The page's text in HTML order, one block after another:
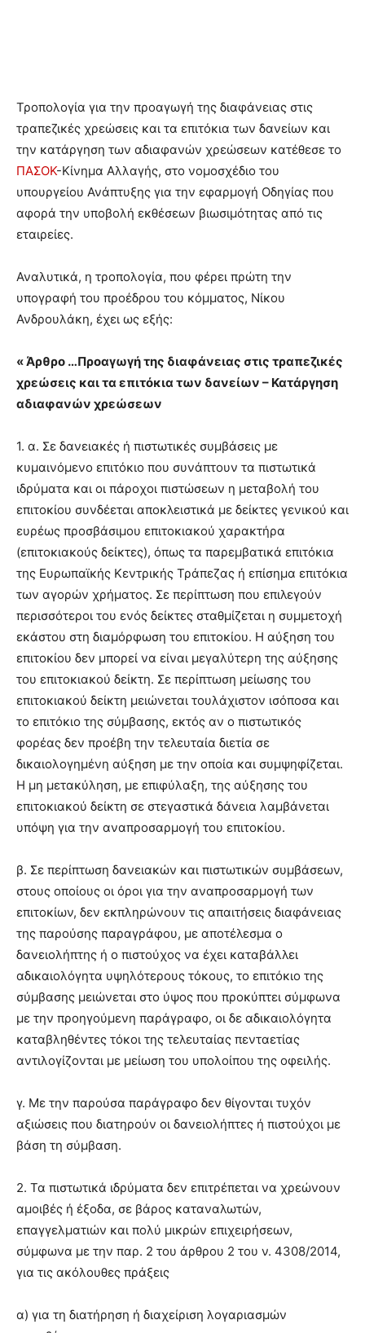
Τροπολογία για την προαγωγή της διαφάνειας στις
τραπεζικές χρεώσεις και τα επιτόκια των δανείων και
την κατάργηση των αδιαφανών χρεώσεων κατέθεσε το
ΠΑΣΟΚ-Κίνημα Αλλαγής, στο νομοσχέδιο του
υπουργείου Ανάπτυξης για την εφαρμογή Οδηγίας που
αφορά την υποβολή εκθέσεων βιωσιμότητας από τις
εταιρείες.
Αναλυτικά, η τροπολογία, που φέρει πρώτη την
υπογραφή του προέδρου του κόμματος, Νίκου
Ανδρουλάκη, έχει ως εξής:
« Άρθρο …Προαγωγή της διαφάνειας στις τραπεζικές
χρεώσεις και τα επιτόκια των δανείων – Κατάργηση
αδιαφανών χρεώσεων
1. α. Σε δανειακές ή πιστωτικές συμβάσεις με
κυμαινόμενο επιτόκιο που συνάπτουν τα πιστωτικά
ιδρύματα και οι πάροχοι πιστώσεων η μεταβολή του
επιτοκίου συνδέεται αποκλειστικά με δείκτες γενικού και
ευρέως προσβάσιμου επιτοκιακού χαρακτήρα
(επιτοκιακούς δείκτες), όπως τα παρεμβατικά επιτόκια
της Ευρωπαϊκής Κεντρικής Τράπεζας ή επίσημα επιτόκια
των αγορών χρήματος. Σε περίπτωση που επιλεγούν
περισσότεροι του ενός δείκτες σταθμίζεται η συμμετοχή
εκάστου στη διαμόρφωση του επιτοκίου. Η αύξηση του
επιτοκίου δεν μπορεί να είναι μεγαλύτερη της αύξησης
του επιτοκιακού δείκτη. Σε περίπτωση μείωσης του
επιτοκιακού δείκτη μειώνεται τουλάχιστον ισόποσα και
το επιτόκιο της σύμβασης, εκτός αν ο πιστωτικός
φορέας δεν προέβη την τελευταία διετία σε
δικαιολογημένη αύξηση με την οποία και συμψηφίζεται.
Η μη μετακύληση, με επιφύλαξη, της αύξησης του
επιτοκιακού δείκτη σε στεγαστικά δάνεια λαμβάνεται
υπόψη για την αναπροσαρμογή του επιτοκίου.
β. Σε περίπτωση δανειακών και πιστωτικών συμβάσεων,
στους οποίους οι όροι για την αναπροσαρμογή των
επιτοκίων, δεν εκπληρώνουν τις απαιτήσεις διαφάνειας
της παρούσης παραγράφου, με αποτέλεσμα ο
δανειολήπτης ή ο πιστούχος να έχει καταβάλλει
αδικαιολόγητα υψηλότερους τόκους, το επιτόκιο της
σύμβασης μειώνεται στο ύψος που προκύπτει σύμφωνα
με την προηγούμενη παράγραφο, οι δε αδικαιολόγητα
καταβληθέντες τόκοι της τελευταίας πενταετίας
αντιλογίζονται με μείωση του υπολοίπου της οφειλής.
γ. Με την παρούσα παράγραφο δεν θίγονται τυχόν
αξιώσεις που διατηρούν οι δανειολήπτες ή πιστούχοι με
βάση τη σύμβαση.
2. Τα πιστωτικά ιδρύματα δεν επιτρέπεται να χρεώνουν
αμοιβές ή έξοδα, σε βάρος καταναλωτών,
επαγγελματιών και πολύ μικρών επιχειρήσεων,
σύμφωνα με την παρ. 2 του άρθρου 2 του ν. 4308/2014,
για τις ακόλουθες πράξεις
α) για τη διατήρηση ή διαχείριση λογαριασμών